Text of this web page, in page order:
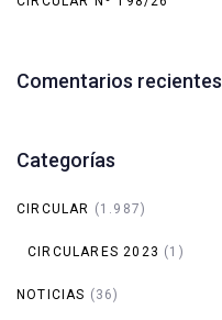
Comentarios recientes
Categorías
CIRCULAR (1.987)
CIRCULARES 2023 (1)
NOTICIAS (36)